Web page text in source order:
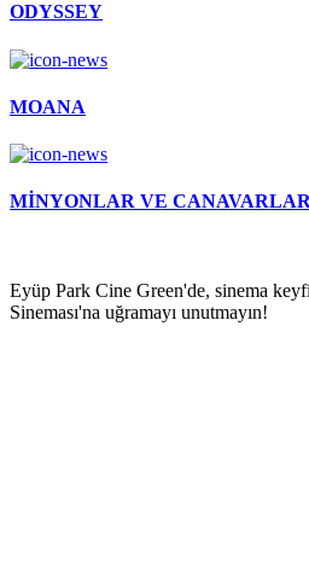
ODYSSEY
MOANA
MİNYONLAR VE CANAVARLAR
Eyüp Park Cine Green'de, sinema
Sineması'na uğramayı unutmayın!